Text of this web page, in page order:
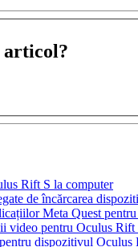
articol?
Rift S la computer
de încărcarea
Meta Quest
video pentru Oculus Rift
dispozitivul Oculus